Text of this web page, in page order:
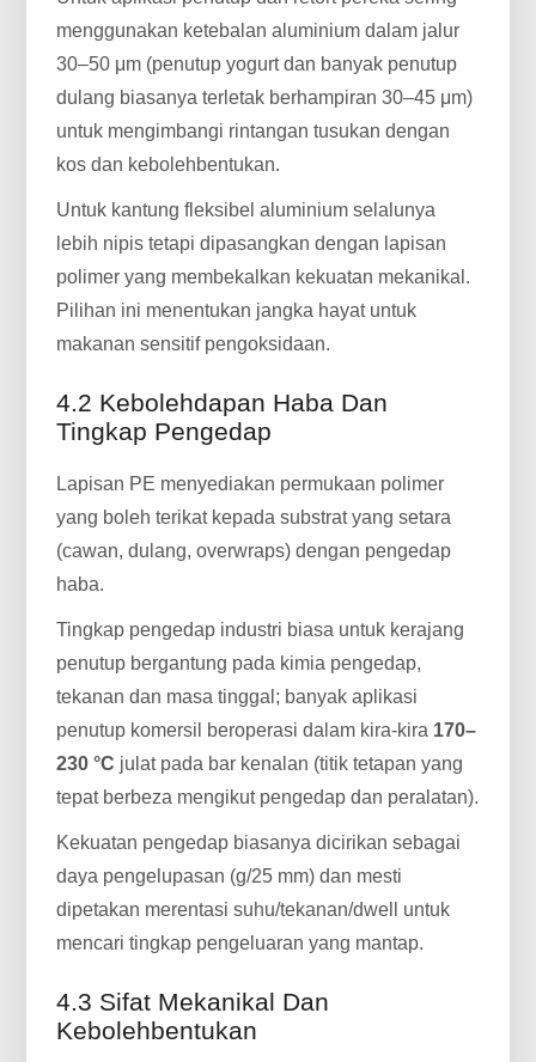
menggunakan ketebalan aluminium dalam jalur
30–50 μm (penutup yogurt dan banyak penutup
dulang biasanya terletak berhampiran 30–45 μm)
untuk mengimbangi rintangan tusukan dengan
kos dan kebolehbentukan.
Untuk kantung fleksibel aluminium selalunya
lebih nipis tetapi dipasangkan dengan lapisan
polimer yang membekalkan kekuatan mekanikal.
Pilihan ini menentukan jangka hayat untuk
makanan sensitif pengoksidaan.
4.2 Kebolehdapan Haba Dan
Tingkap Pengedap
Lapisan PE menyediakan permukaan polimer
yang boleh terikat kepada substrat yang setara
(cawan, dulang, overwraps) dengan pengedap
haba.
Tingkap pengedap industri biasa untuk kerajang
penutup bergantung pada kimia pengedap,
tekanan dan masa tinggal; banyak aplikasi
penutup komersil beroperasi dalam kira-kira 170–
230 °C julat pada bar kenalan (titik tetapan yang
tepat berbeza mengikut pengedap dan peralatan).
Kekuatan pengedap biasanya dicirikan sebagai
daya pengelupasan (g/25 mm) dan mesti
dipetakan merentasi suhu/tekanan/dwell untuk
mencari tingkap pengeluaran yang mantap.
4.3 Sifat Mekanikal Dan
Kebolehbentukan